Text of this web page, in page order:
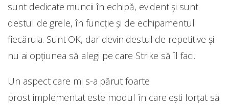
sunt dedicate muncii în echipă, evident și sunt
destul de grele, în funcție și de echipamentul
fiecăruia. Sunt OK, dar devin destul de repetitive și
nu ai opțiunea să alegi pe care Strike să îl faci.
Un aspect care mi s-a părut foarte
prost implementat este modul în care ești forțat să